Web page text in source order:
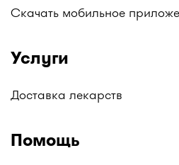
Скачать мобильное
Услуги
Доставка лекарств
Помощь